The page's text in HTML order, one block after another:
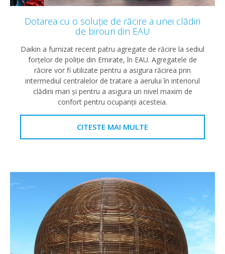
Dotarea cu o soluție de răcire a unei clădiri
de birouri din EAU
Daikin a furnizat recent patru agregate de răcire la sediul
forțelor de poliție din Emirate, în EAU. Agregatele de
răcire vor fi utilizate pentru a asigura răcirea prin
intermediul centralelor de tratare a aerului în interiorul
clădirii mari și pentru a asigura un nivel maxim de
confort pentru ocupanții acesteia.
CITESTE MAI MULTE